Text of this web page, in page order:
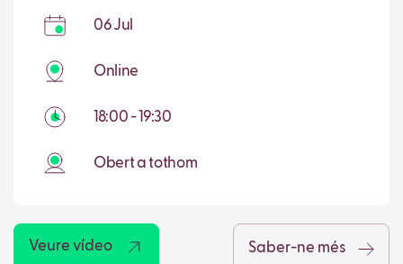
06 Jul
Online
18:00 - 19:30
Obert a tothom
Veure vídeo Saber-ne més